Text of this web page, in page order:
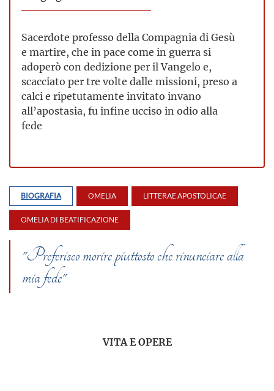
Sacerdote professo della Compagnia di Gesù
e martire, che in pace come in guerra si
adoperò con dedizione per il Vangelo e,
scacciato per tre volte dalle missioni, preso a
calci e ripetutamente invitato invano
all’apostasia, fu infine ucciso in odio alla
fede
BIOGRAFIA OMELIA LITTERAE APOSTOLICAE
OMELIA DI BEATIFICAZIONE
"Preferisco morire piuttosto che rinunciare alla
mia fede"
VITA E OPERE